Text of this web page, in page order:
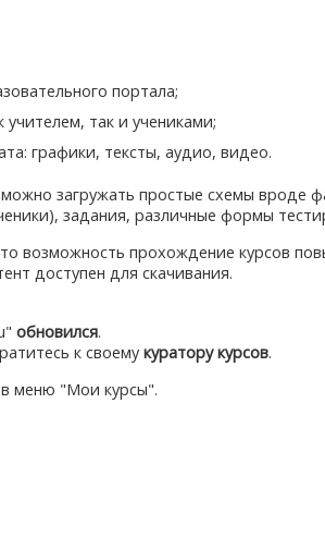
портала;
так и учениками;
графики, тексты, аудио, видео.
загружать простые схемы вроде
задания, различные формы
возможность прохождение курсов
доступен для скачивания.
обновился.
к своемукуратору курсов.
меню "Мои курсы".